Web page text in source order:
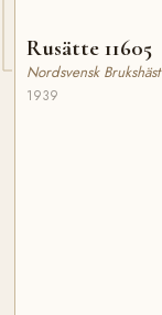
Rusätte 11605
Nordsvensk Brukshäst
1939